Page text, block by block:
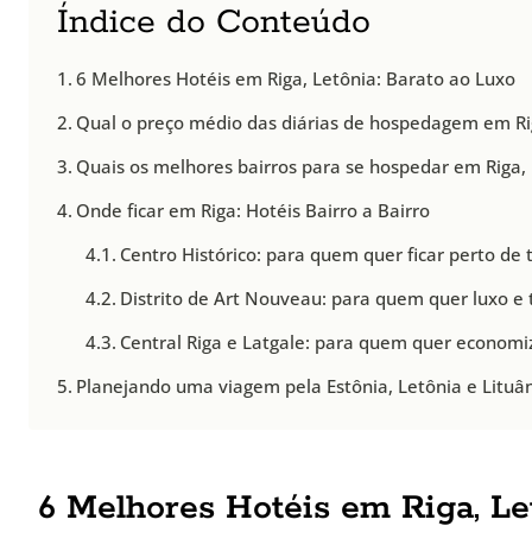
Índice do Conteúdo
6 Melhores Hotéis em Riga, Letônia: Barato ao Luxo
Qual o preço médio das diárias de hospedagem em
Quais os melhores bairros para se hospedar em
Onde ficar em Riga: Hotéis Bairro a Bairro
Centro Histórico: para quem quer ficar perto de
Distrito de Art Nouveau: para quem quer luxo
Central Riga e Latgale: para quem quer
Planejando uma viagem pela Estônia, Letônia e
6 Melhores Hotéis em Riga,